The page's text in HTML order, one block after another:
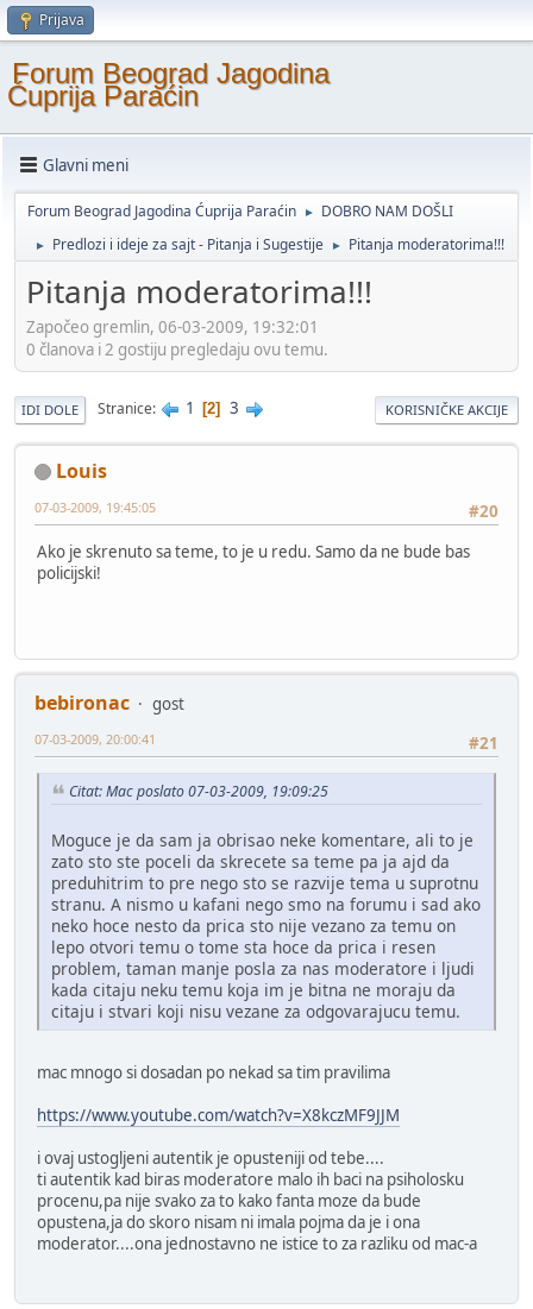
Prijava
Forum Beograd Jagodina
Ćuprija Paraćin
Glavni meni
Forum Beograd Jagodina Ćuprija Paraćin ► DOBRO NAM DOŠLI
► Predlozi i ideje za sajt - Pitanja i Sugestije ► Pitanja moderatorima!!!
Pitanja moderatorima!!!
Započeo gremlin, 06-03-2009, 19:32:01
0 članova i 2 gostiju pregledaju ovu temu.
IDI DOLE Stranice 1 2 3 KORISNIČKE AKCIJE
Louis
#20
07-03-2009, 19:45:05
Ako je skrenuto sa teme, to je u redu. Samo da ne bude bas
policijski!
bebironac
gost
#21
07-03-2009, 20:00:41
Citat: Mac poslato 07-03-2009, 19:09:25
Moguce je da sam ja obrisao neke komentare, ali to je
zato sto ste poceli da skrecete sa teme pa ja ajd da
preduhitrim to pre nego sto se razvije tema u suprotnu
stranu. A nismo u kafani nego smo na forumu i sad ako
neko hoce nesto da prica sto nije vezano za temu on
lepo otvori temu o tome sta hoce da prica i resen
problem, taman manje posla za nas moderatore i ljudi
kada citaju neku temu koja im je bitna ne moraju da
citaju i stvari koji nisu vezane za odgovarajucu temu.
mac mnogo si dosadan po nekad sa tim pravilima
https://www.youtube.com/watch?v=X8kczMF9JJM
i ovaj ustogljeni autentik je opusteniji od tebe....
ti autentik kad biras moderatore malo ih baci na psiholosku
procenu,pa nije svako za to kako fanta moze da bude
opustena,ja do skoro nisam ni imala pojma da je i ona
moderator....ona jednostavno ne istice to za razliku od mac-a